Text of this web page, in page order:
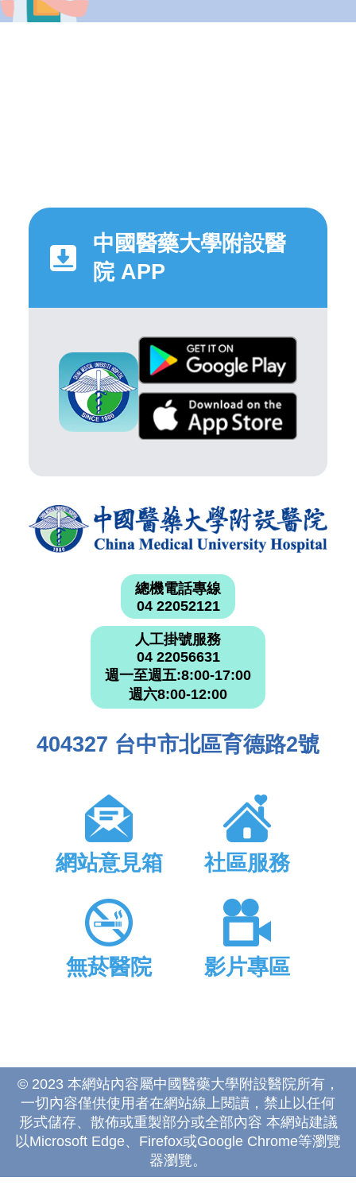
中國醫藥大學附設醫
院 APP
總機電話專線
04 22052121
人工掛號服務
04 22056631
週一至週五:8:00-17:00
週六8:00-12:00
404327 台中市北區育德路2號
網站意見箱 社區服務
無菸醫院 影片專區
© 2023 本網站內容屬中國醫藥大學附設醫院所有，
一切內容僅供使用者在網站線上閱讀，禁止以任何
形式儲存、散佈或重製部分或全部內容 本網站建議
以Microsoft Edge、Firefox或Google Chrome等瀏覽
器瀏覽。